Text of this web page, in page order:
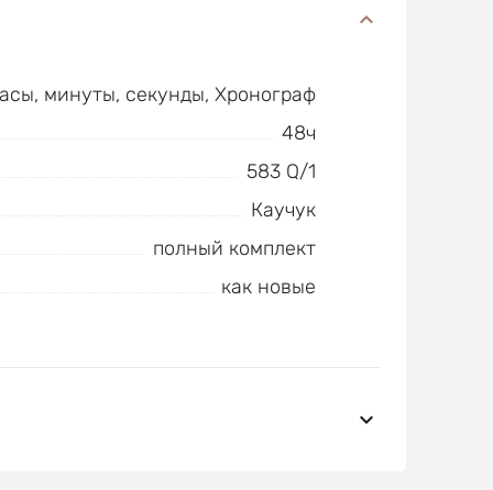
минуты, секунды, Хронограф
48ч
583 Q/1
Каучук
полный комплект
как новые